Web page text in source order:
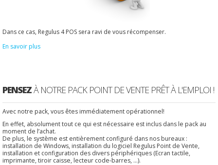
Dans ce cas, Regulus 4 POS sera ravi de vous récompenser.
En savoir plus
PENSEZÀ NOTRE PACK POINT DE VENTE PRÊT À L'EMPLOI !
Avec notre pack, vous êtes immédiatement opérationnel!
En effet, absolument tout ce qui est nécessaire est inclus dans le pack au
moment de l’achat.
De plus, le système est entièrement configuré dans nos bureaux :
installation de Windows, installation du logiciel Regulus Point de Vente,
installation et configuration des divers périphériques (Ecran tactile,
imprimante, tiroir caisse, lecteur code-barres, ...).